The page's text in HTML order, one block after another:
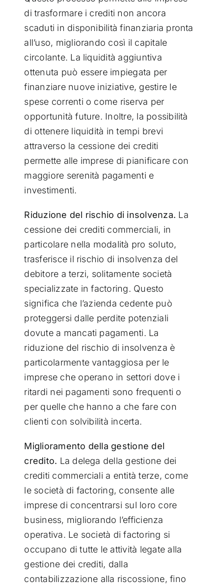
di trasformare i crediti non ancora
scaduti in disponibilità finanziaria pronta
all’uso, migliorando così il capitale
circolante. La liquidità aggiuntiva
ottenuta può essere impiegata per
finanziare nuove iniziative, gestire le
spese correnti o come riserva per
opportunità future. Inoltre, la possibilità
di ottenere liquidità in tempi brevi
attraverso la cessione dei crediti
permette alle imprese di pianificare con
maggiore serenità pagamenti e
investimenti.
Riduzione del rischio di insolvenza. La
cessione dei crediti commerciali, in
particolare nella modalità pro soluto,
trasferisce il rischio di insolvenza del
debitore a terzi, solitamente società
specializzate in factoring. Questo
significa che l’azienda cedente può
proteggersi dalle perdite potenziali
dovute a mancati pagamenti. La
riduzione del rischio di insolvenza è
particolarmente vantaggiosa per le
imprese che operano in settori dove i
ritardi nei pagamenti sono frequenti o
per quelle che hanno a che fare con
clienti con solvibilità incerta.
Miglioramento della gestione del
credito. La delega della gestione dei
crediti commerciali a entità terze, come
le società di factoring, consente alle
imprese di concentrarsi sul loro core
business, migliorando l’efficienza
operativa. Le società di factoring si
occupano di tutte le attività legate alla
gestione dei crediti, dalla
contabilizzazione alla riscossione, fino